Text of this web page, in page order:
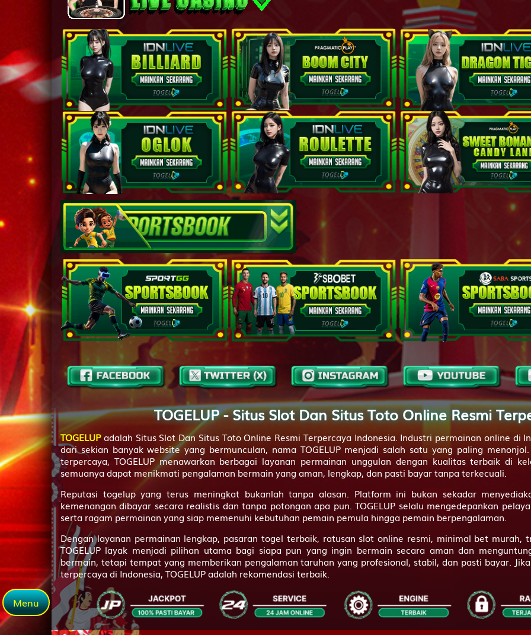
Kepala Desa - Bajing - Apollo,Apolo - Potlot - Ceret - Semar
33
Penipu - Kancil - Damdaman - Hidung - Cangkir - Aswatama
34
Ibu Suri - Ikan Layur - Dadu - Kumis - Pipa - Dewi Kunti
35
Budha - Kalkun - Salto - Mulut - Kacang Tanah - Bagaspati
36
Wanita Sihir - Jangkrik - Latihan Hansip - Teratai - Pintu -
37
Dewa Maut - Ikan Sampan - Gerak Badan - Salak - Rokok -
38
Orang Gila - Betet - Kerja Bakti - Botol - Toilet - Buriswara
39
Siluman Air - Serigala - Ambulans - Bambu - Toples - Witaksini
40
Putri Kipas Besi - Ikan Tenggiri - Garis Finish - Apokat,Alpukat -
41
Petani - Perkutut - Jalan Raya - Kunci - Pisau Cukur - Irawan
Prajurit - Ikan Nus - Laut - Mangga - Minyak Angin - Citrayuda
43
Raksasa - Tokek - Kali Brantas - Sirsak - Lemari Es - Prahasta
44
Hidung Belang - Burung Jalak - Bayi - Kodak - Meja - Arjuna
45
Udang ketam
46
Langit
47
Tanah
48
Gula
49
Obat
50
Ahli Nujum
52
Air Panas
53
Alat Tulis Cina
Menu
TOGELUP - Situs Slot Dan Situs Toto Online Resmi
TOGELUPadalah Situs Slot Dan Situs Toto Online Resmi Terpercaya Indonesia. Industri permainan online di
dari sekian banyak website yang bermunculan, nama TOGELUP menjadi salah satu yang paling
terpercaya, TOGELUP menawarkan berbagai layanan permainan unggulan dengan kualitas terbaik di
semuanya dapat menikmati pengalaman bermain yang aman, lengkap, dan pasti bayar tanpa terkecuali.
Reputasi togelup yang terus meningkat bukanlah tanpa alasan. Platform ini bukan sekadar
kemenangan dibayar secara realistis dan tanpa potongan apa pun. TOGELUP selalu mengedepankan
serta ragam permainan yang siap memenuhi kebutuhan pemain pemula hingga pemain berpengalaman.
Dengan layanan permainan lengkap, pasaran togel terbaik, ratusan slot online resmi, minimal bet murah,
TOGELUP layak menjadi pilihan utama bagi siapa pun yang ingin bermain secara aman dan
bermain, tetapi tempat yang memberikan pengalaman taruhan yang profesional, stabil, dan pasti bayar.
terpercaya di Indonesia, TOGELUP adalah rekomendasi terbaik.